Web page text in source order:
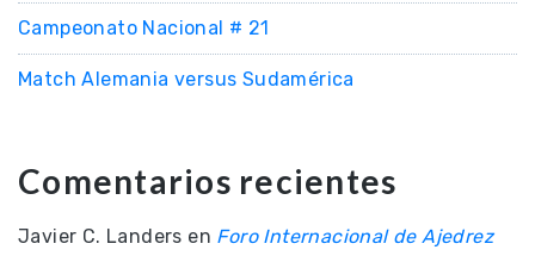
Campeonato Nacional # 21
Match Alemania versus Sudamérica
Comentarios recientes
Javier C. Landers en Foro Internacional de Ajedrez